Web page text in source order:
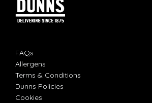
FAQs
Allergens
Terms & Conditions
Dunns Policies
Cookies